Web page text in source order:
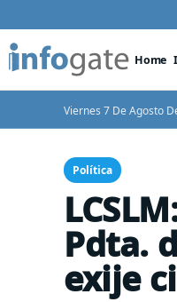
Home
Viernes 7 De Agosto
Política
Pdta.
exije